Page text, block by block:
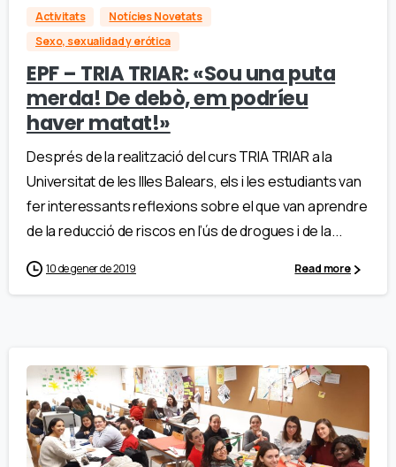
Activitats
Notícies Novetats
Sexo, sexualidad y erótica
EPF – TRIA TRIAR: «Sou una puta
merda! De debò, em podríeu
haver matat!»
Després de la realització del curs TRIA TRIAR a la
Universitat de les Illes Balears, els i les estudiants van
fer interessants reflexions sobre el que van aprendre
de la reducció de riscos en l’ús de drogues i de la...
10 de gener de 2019 Read more